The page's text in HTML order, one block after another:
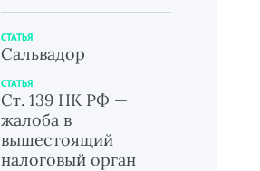
СТАТЬЯ
Сальвадор
СТАТЬЯ
Ст. 139 НК РФ —
жалоба в
вышестоящий
налоговый орган